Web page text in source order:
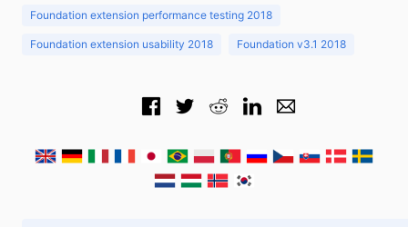
Foundation extension performance testing 2018
Foundation extension usability 2018 Foundation v3.1 2018